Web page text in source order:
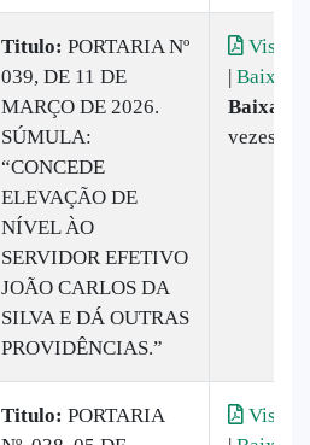
Titulo: PORTARIA Nº
039, DE 11 DE
MARÇO DE 2026.
SÚMULA:
“CONCEDE
ELEVAÇÃO DE
NÍVEL ÀO
SERVIDOR EFETIVO
JOÃO CARLOS DA
SILVA E DÁ OUTRAS
PROVIDÊNCIAS.”
| Baixar
Baixado:
vezes
Titulo: PORTARIA